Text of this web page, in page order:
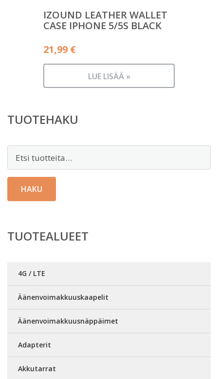
IZOUND LEATHER WALLET
CASE IPHONE 5/5S BLACK
21,99 €
LUE LISÄÄ »
TUOTEHAKU
HAKU
TUOTEALUEET
4G / LTE
Äänenvoimakkuuskaapelit
Äänenvoimakkuusnäppäimet
Adapterit
Akkutarrat